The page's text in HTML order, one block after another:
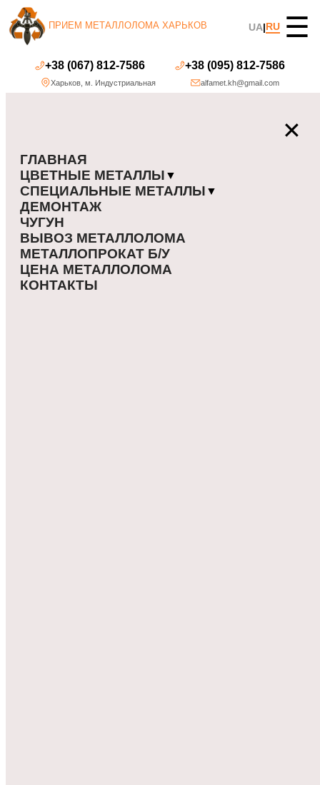
ПРИЕМ МЕТАЛЛОЛОМА ХАРЬКОВ
+38 (067) 812-7586 +38 (095) 812-7586
Харьков ,м. Индустриальная alfamet.kh@gmail.com
UA|RU ☰
✕
ГЛАВНАЯ
ЦВЕТНЫЕ МЕТАЛЛЫ ▼
СПЕЦИАЛЬНЫЕ МЕТАЛЛЫ ▼
ДЕМОНТАЖ
ЧУГУН
ВЫВОЗ МЕТАЛЛОЛОМА
МЕТАЛЛОПРОКАТ Б/У
ЦЕНА МЕТАЛЛОЛОМА
КОНТАКТЫ